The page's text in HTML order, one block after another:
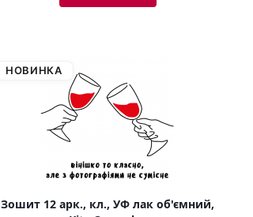
НОВИНКА
Зошит 12 арк., кл., УФ лак об'ємний,